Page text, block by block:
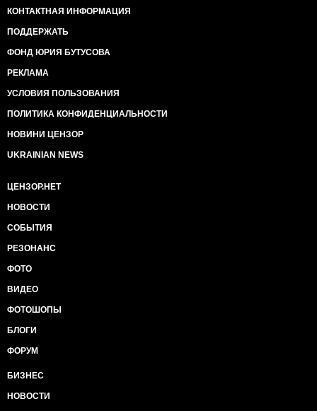
КОНТАКТНАЯ ИНФОРМАЦИЯ
ПОДДЕРЖАТЬ
ФОНД ЮРИЯ БУТУСОВА
РЕКЛАМА
УСЛОВИЯ ПОЛЬЗОВАНИЯ
ПОЛИТИКА КОНФИДЕНЦИАЛЬНОСТИ
НОВИНИ ЦЕНЗОР
UKRAINIAN NEWS
ЦЕНЗОР.НЕТ
НОВОСТИ
СОБЫТИЯ
РЕЗОНАНС
ФОТО
ВИДЕО
ФОТОШОПЫ
БЛОГИ
ФОРУМ
БИЗНЕС
НОВОСТИ